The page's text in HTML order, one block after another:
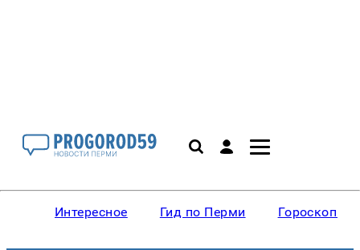
Интересное Гид по Перми Гороскопы